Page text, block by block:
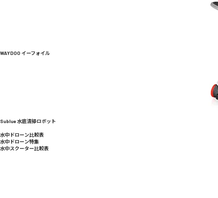
WAYDOO イーフォイル
Sublue 水底清掃ロボット
水中ドローン比較表
水中ドローン特集
水中スクーター比較表